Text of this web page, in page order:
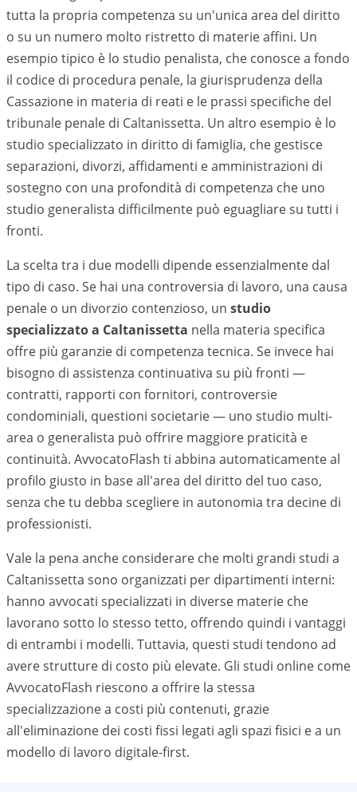
tutta la propria competenza su un'unica area del diritto
o su un numero molto ristretto di materie affini. Un
esempio tipico è lo studio penalista, che conosce a fondo
il codice di procedura penale, la giurisprudenza della
Cassazione in materia di reati e le prassi specifiche del
tribunale penale di Caltanissetta. Un altro esempio è lo
studio specializzato in diritto di famiglia, che gestisce
separazioni, divorzi, affidamenti e amministrazioni di
sostegno con una profondità di competenza che uno
studio generalista difficilmente può eguagliare su tutti i
fronti.
La scelta tra i due modelli dipende essenzialmente dal
tipo di caso. Se hai una controversia di lavoro, una causa
penale o un divorzio contenzioso, un studio
specializzato a Caltanissetta nella materia specifica
offre più garanzie di competenza tecnica. Se invece hai
bisogno di assistenza continuativa su più fronti —
contratti, rapporti con fornitori, controversie
condominiali, questioni societarie — uno studio multi-
area o generalista può offrire maggiore praticità e
continuità. AvvocatoFlash ti abbina automaticamente al
profilo giusto in base all'area del diritto del tuo caso,
senza che tu debba scegliere in autonomia tra decine di
professionisti.
Vale la pena anche considerare che molti grandi studi a
Caltanissetta sono organizzati per dipartimenti interni:
hanno avvocati specializzati in diverse materie che
lavorano sotto lo stesso tetto, offrendo quindi i vantaggi
di entrambi i modelli. Tuttavia, questi studi tendono ad
avere strutture di costo più elevate. Gli studi online come
AvvocatoFlash riescono a offrire la stessa
specializzazione a costi più contenuti, grazie
all'eliminazione dei costi fissi legati agli spazi fisici e a un
modello di lavoro digitale-first.